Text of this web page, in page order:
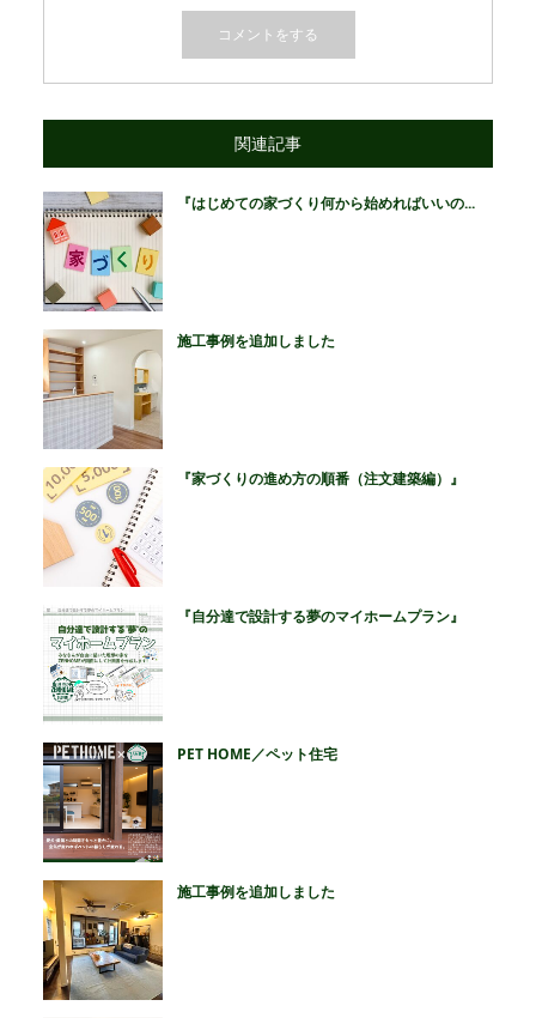
関連記事
『はじめての家づくり何から始めればいいの...
施工事例を追加しました
『家づくりの進め方の順番（注文建築編）』
『自分達で設計する夢のマイホームプラン』
PET HOME／ペット住宅
施工事例を追加しました